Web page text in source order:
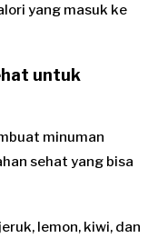
yang masuk ke
untuk
minuman
sehat yang bisa
lemon, kiwi, dan